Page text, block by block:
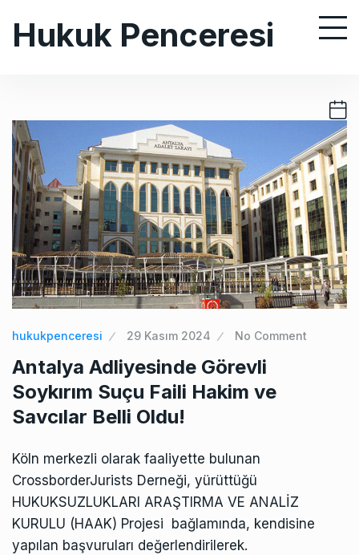
Hukuk Penceresi
hukukpenceresi 29 Kasım 2024 No Comment
Antalya Adliyesinde Görevli
Soykırım Suçu Faili Hakim ve
Savcılar Belli Oldu!
Köln merkezli olarak faaliyette bulunan
CrossborderJurists Derneği, yürüttüğü
HUKUKSUZLUKLARI ARAŞTIRMA VE ANALİZ
KURULU (HAAK) Projesi bağlamında, kendisine
yapılan başvuruları değerlendirilerek.